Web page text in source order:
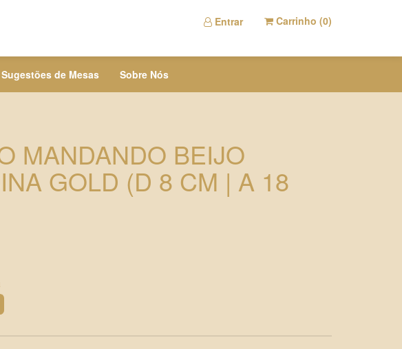
Entrar Carrinho (0)
Sugestões de Mesas Sobre Nós
MANDANDO BEIJO
GOLD (D 8 CM | A 18